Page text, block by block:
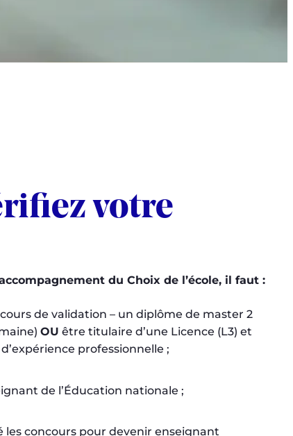
votre
du Choix de l’école, il faut :
de validation – un diplôme de master 2
OU être titulaire d’une Licence (L3) et
professionnelle ;
de l’Éducation nationale ;
les concours pour devenir enseignant